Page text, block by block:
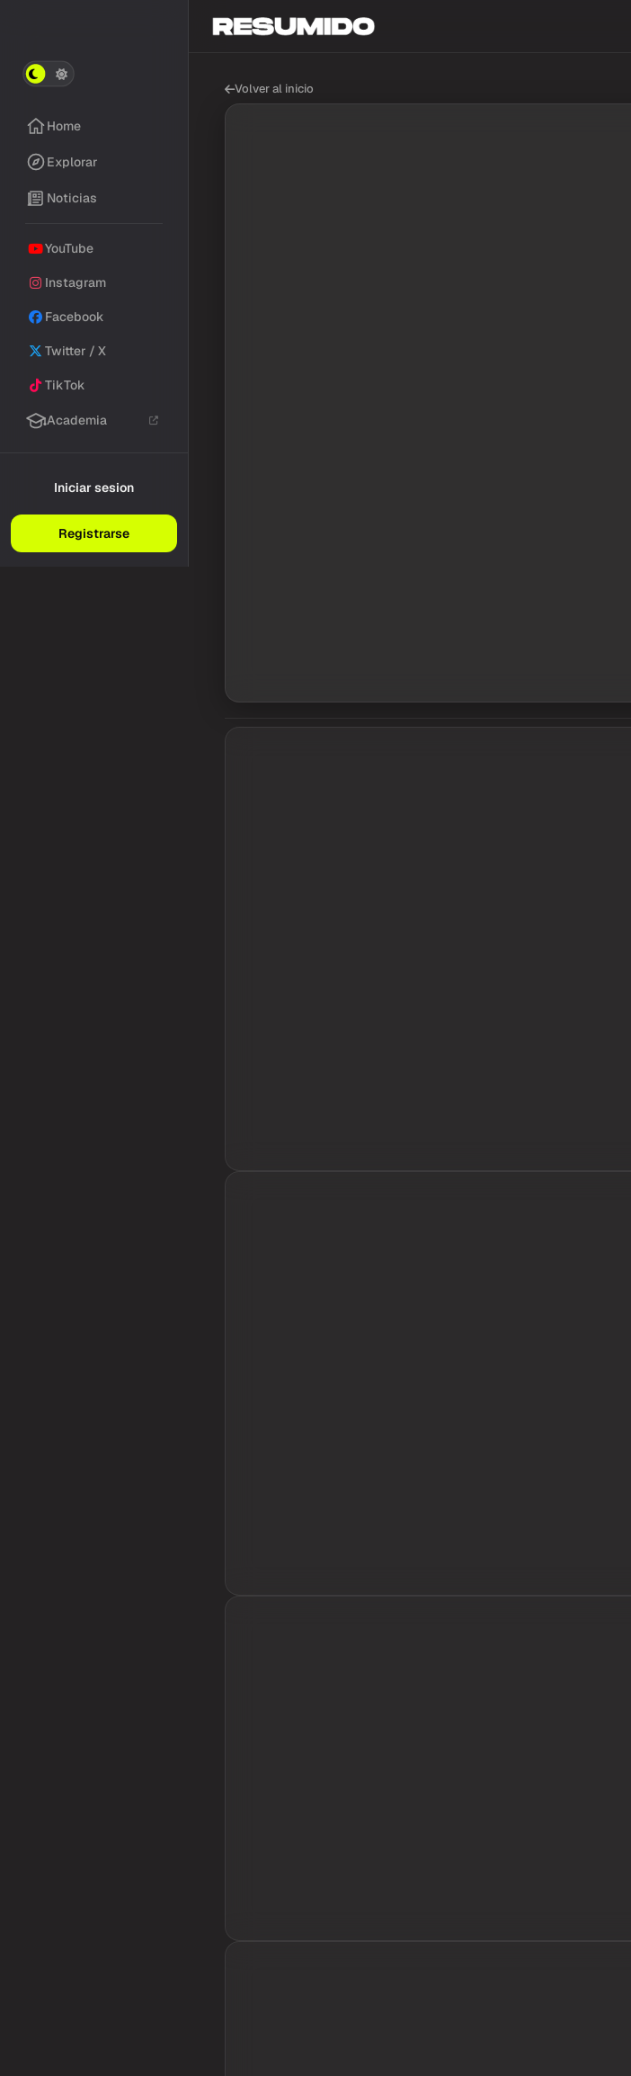
Home
Explorar
Noticias
YouTube
Instagram
Facebook
Twitter / X
TikTok
Academia
Iniciar sesion
Registrarse
Volver al inicio